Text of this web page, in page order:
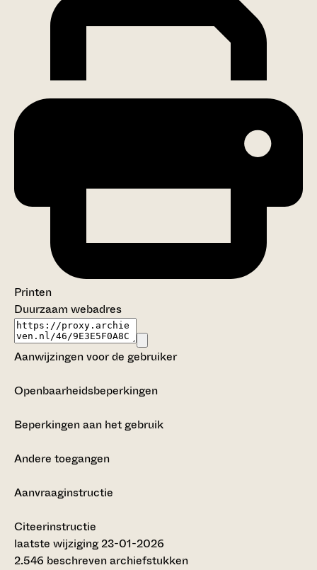
Printen
Duurzaam webadres
Aanwijzingen voor de gebruiker
Openbaarheidsbeperkingen
Beperkingen aan het gebruik
Andere toegangen
Aanvraaginstructie
Citeerinstructie
laatste wijziging 23-01-2026
2.546 beschreven archiefstukken